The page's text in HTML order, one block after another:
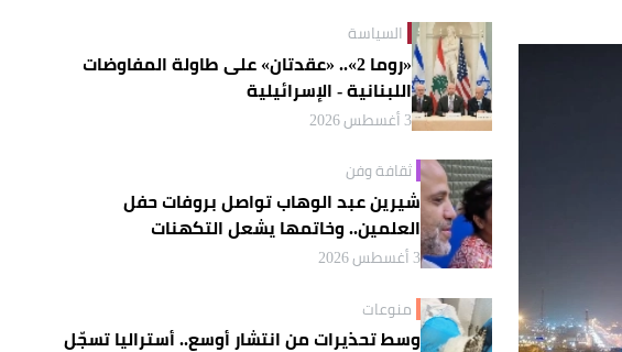
السياسة
«روما 2».. «عقدتان» على طاولة المفاوضات
اللبنانية - الإسرائيلية
3 أغسطس 2026
ثقافة وفن
شيرين عبد الوهاب تواصل بروفات حفل
العلمين.. وخاتمها يشعل التكهنات
3 أغسطس 2026
منوعات
وسط تحذيرات من انتشار أوسع.. أستراليا تسجّل